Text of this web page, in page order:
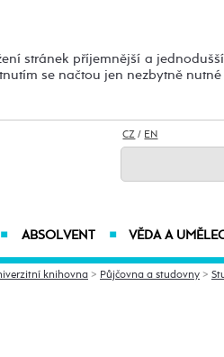
stránek příjemnější a
se načtou jen nezbytně nutné
CZ / EN
■ ABSOLVENT ■ VĚDA A
knihovna > Půjčovna a studovny >